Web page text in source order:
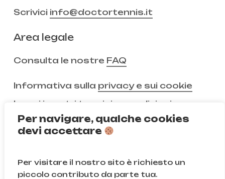
Per navigare, qualche cookies
devi accettare
Per visitare il nostro sito è richiesto un
piccolo contributo da parte tua.
Scrivici info@doctortennis.it
Area legale
Consulta le nostre FAQ
Informativa sulla privacy e sui cookie
Leggi i nostri termini e condizioni
Instagram Facebook